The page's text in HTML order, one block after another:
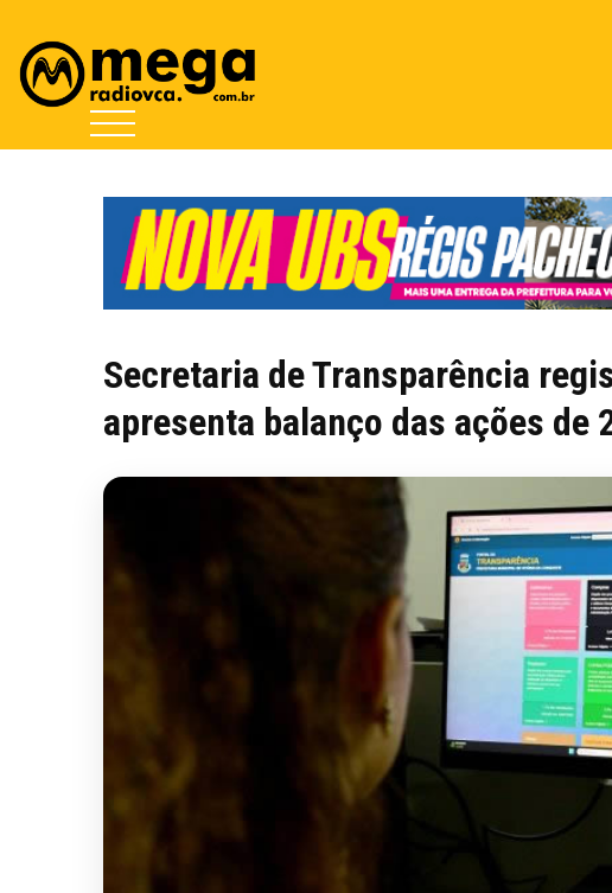
Secretaria de Transparência
apresenta balanço das ações de